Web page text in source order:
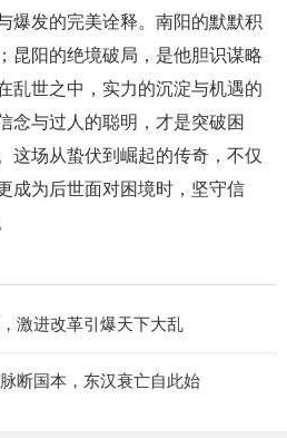
爆发的完美诠释。南阳的默默积
昆阳的绝境破局，是他胆识谋略
乱世之中，实力的沉淀与机遇的
念与过人的聪明，才是突破困
这场从蛰伏到崛起的传奇，不仅
成为后世面对困境时，坚守信
激进改革引爆天下大乱
断国本，东汉衰亡自此始